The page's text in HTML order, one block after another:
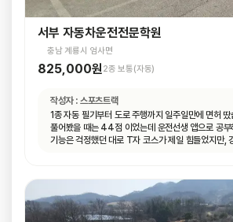
서부 자동차운전전문학원
충남 계룡시 엄사면
825,000원2종 보통(자동)
작성자 : 스포츠트랙
1종 자동 필기부터 도로 주행까지 일주일만에 면허
풀어봤을 때는 44점 이었는데 운전선생 앱으로 공
기능은 걱정했던 대로 T자 코스가 제일 힘들었지만,
강사님마다 알려주시는 스타일이 조금씩 다른데, 그
다들 처음 운전대 잡아보는 거니까 아무것도 모르는
궁금한 게 있다면 강사님께 적극적으로 질문하시는
학원에 오겠어요~